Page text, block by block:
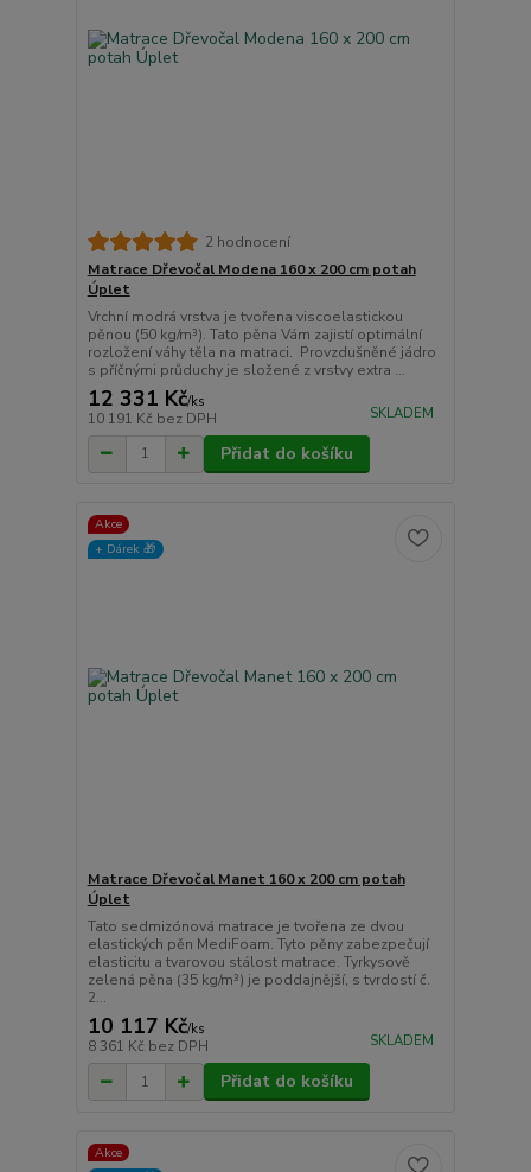
2 hodnocení
Matrace Dřevočal Modena 160 x 200 cm potah
Úplet
Vrchní modrá vrstva je tvořena viscoelastickou
pěnou (50 kg/m³). Tato pěna Vám zajistí optimální
rozložení váhy těla na matraci. Provzdušněné jádro
s příčnými průduchy je složené z vrstvy extra ...
12 331 Kč/ks
10 191 Kč bez DPH SKLADEM
Přidat do košíku
Akce
+ Dárek️ 🎁
Matrace Dřevočal Manet 160 x 200 cm potah
Úplet
Tato sedmizónová matrace je tvořena ze dvou
elastických pěn MediFoam. Tyto pěny zabezpečují
elasticitu a tvarovou stálost matrace. Tyrkysově
zelená pěna (35 kg/m³) je poddajnější, s tvrdostí č.
2...
10 117 Kč/ks
8 361 Kč bez DPH SKLADEM
Přidat do košíku
Akce